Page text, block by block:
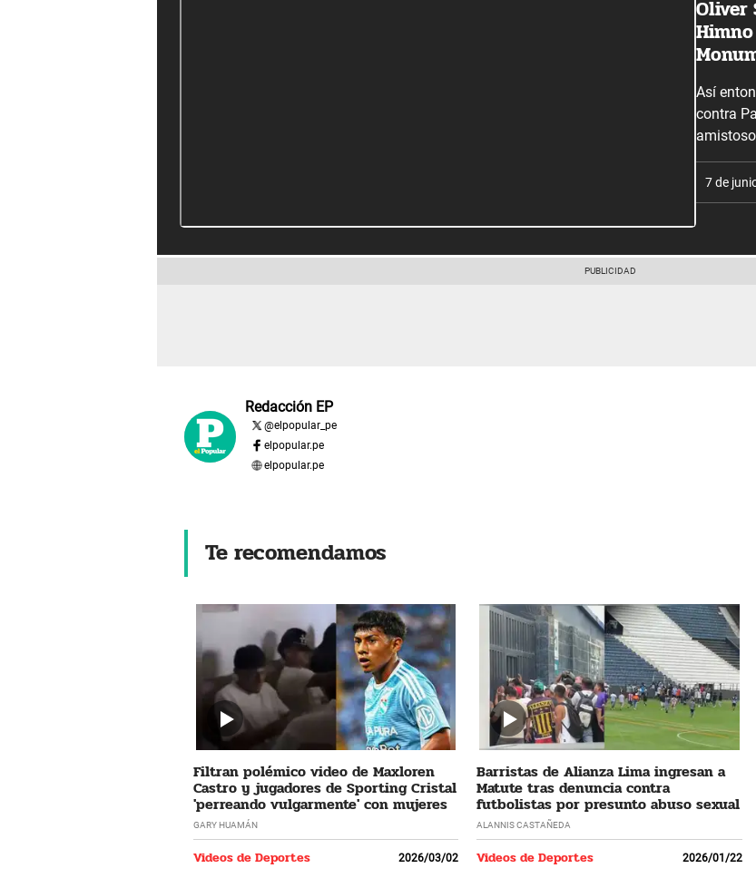
Oliver
Así
contra
7 de
Redacción EP
@elpopular_pe
elpopular.pe
elpopular.pe
Te recomendamos
Filtran polémico video de Maxloren
Castro y jugadores de Sporting Cristal
'perreando vulgarmente' con mujeres
GARY HUAMÁN
Videos de Deportes 2026/03/02
Barristas de Alianza Lima ingresan a
Matute tras denuncia contra
futbolistas por presunto abuso sexual
ALANNIS CASTAÑEDA
Videos de Deportes 2026/01/22